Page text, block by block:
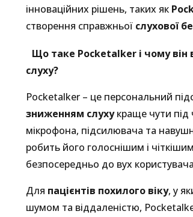
інноваційних рішень, таких як
створення справжньої слухової
Що таке Pocketalker і чому
слуху?
Pocketalker – це персональний
зниженням слухукраще чути під
мікрофона, підсилювача та
робить його голоснішим і
безпосередньо до вух
Для пацієнтів похилого віку, у
шумом та віддаленістю,